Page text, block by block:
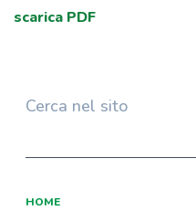
scarica PDF
Cerca nel sito
HOME